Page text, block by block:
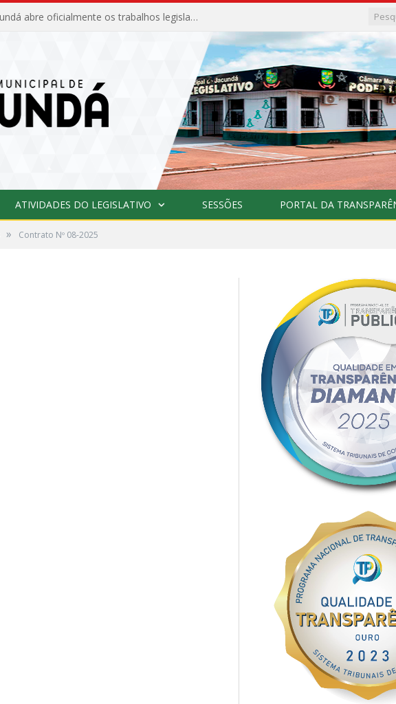
Câmara Municipal de Jacundá abre oficialmente os trabalhos legislativos de 2026
ATIVIDADES DO LEGISLATIVO SESSÕES PORTAL DA
» Contrato Nº 08-2025